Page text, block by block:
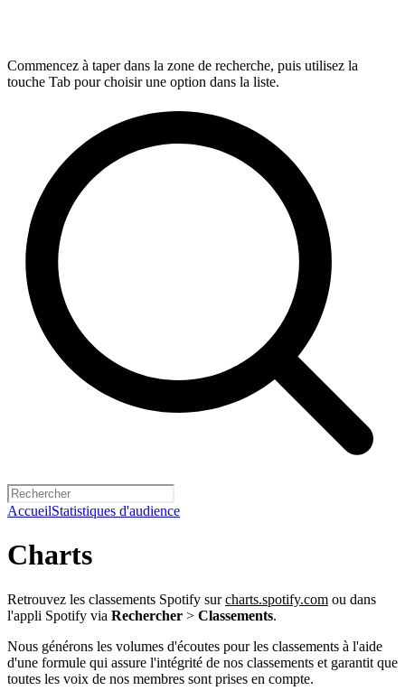
Commencez à taper dans la zone de recherche, puis utilisez la
touche Tab pour choisir une option dans la liste.
AccueilStatistiques d'audience
Charts
Retrouvez les classements Spotify surcharts.spotify.com ou dans
l'appli Spotify via Rechercher > Classements.
Nous générons les volumes d'écoutes pour les classements à l'aide
d'une formule qui assure l'intégrité de nos classements et garantit que
toutes les voix de nos membres sont prises en compte.